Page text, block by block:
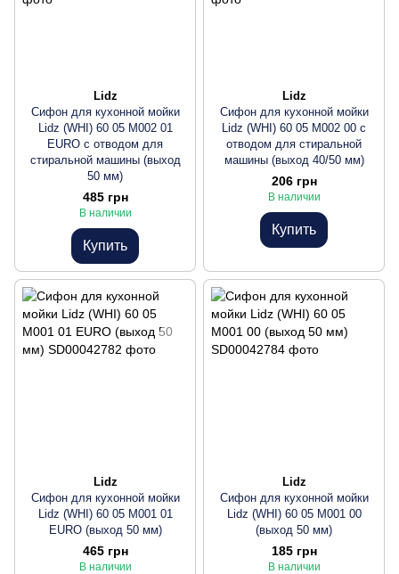
Lidz
Сифон для кухонной мойки
Lidz (WHI) 60 05 M002 01
EURO с отводом для
стиральной машины (выход
50 мм)
485 грн
В наличии
Купить
Lidz
Сифон для кухонной мойки
Lidz (WHI) 60 05 M002 00 с
отводом для стиральной
машины (выход 40/50 мм)
206 грн
В наличии
Купить
Lidz
Сифон для кухонной мойки
Lidz (WHI) 60 05 M001 01
EURO (выход 50 мм)
465 грн
В наличии
Lidz
Сифон для кухонной мойки
Lidz (WHI) 60 05 M001 00
(выход 50 мм)
185 грн
В наличии